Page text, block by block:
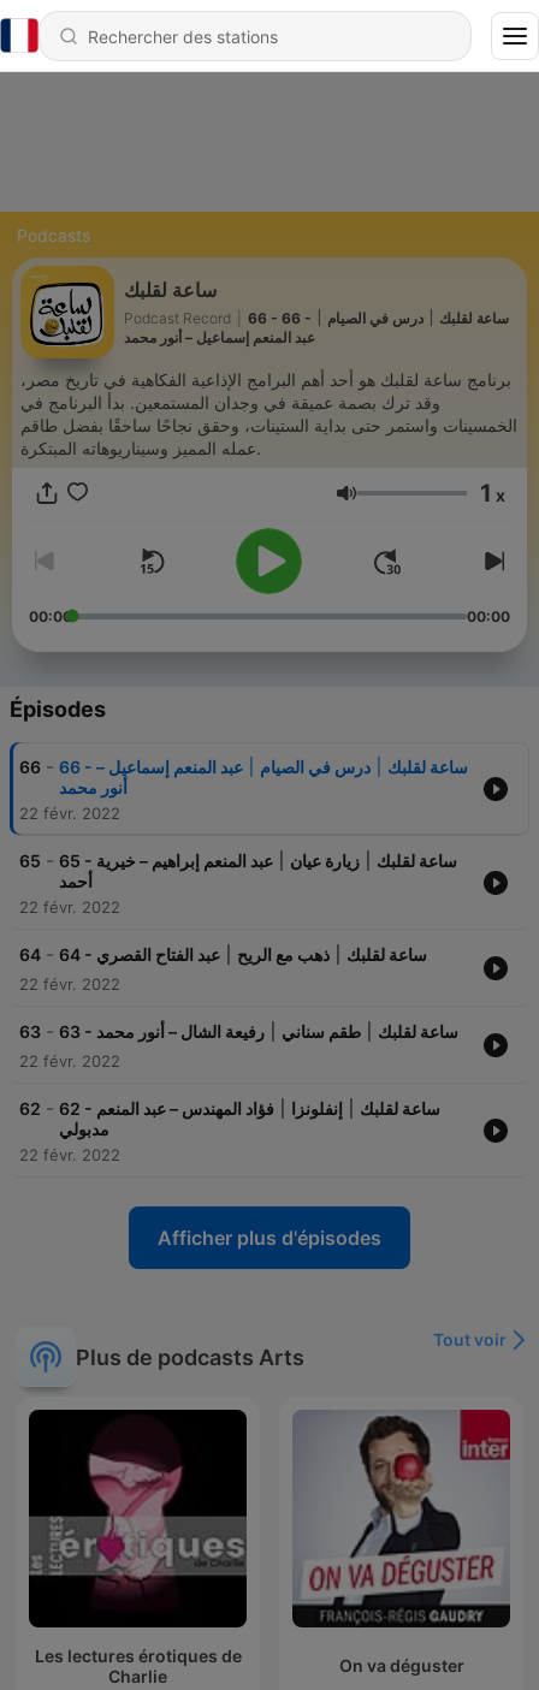
Podcasts
ساعة لقلبك
Podcast Record
66 - 66 - ساعة لقلبك ׀ درس في الصيام ׀
عبد المنعم إسماعيل – أنور محمد
برنامج ساعة لقلبك هو أحد أهم البرامج الإذاعية الفكاهية في تاريخ مصر،
وقد ترك بصمة عميقة في وجدان المستمعين. بدأ البرنامج في
الخمسينات واستمر حتى بداية الستينات، وحقق نجاحًا ساحقًا بفضل طاقم
عمله المميز وسيناريوهاته المبتكرة.
Volume 1 x
00:00 00:00
Épisodes
66 - 66 - ساعة لقلبك ׀ درس في الصيام ׀ عبد المنعم إسماعيل –
أنور محمد
22 févr. 2022
65 - 65 - ساعة لقلبك ׀ زيارة عيان ׀ عبد المنعم إبراهيم – خيرية
أحمد
22 févr. 2022
64 - 64 - ساعة لقلبك ׀ ذهب مع الريح ׀ عبد الفتاح القصري
22 févr. 2022
63 - 63 - ساعة لقلبك ׀ طقم سناني ׀ رفيعة الشال – أنور محمد
22 févr. 2022
62 - 62 - ساعة لقلبك ׀ إنفلونزا ׀ فؤاد المهندس – عبد المنعم
مدبولي
22 févr. 2022
Afficher plus d'épisodes
Plus de podcasts Arts
Tout voir
Les lectures érotiques de
Charlie
On va déguster